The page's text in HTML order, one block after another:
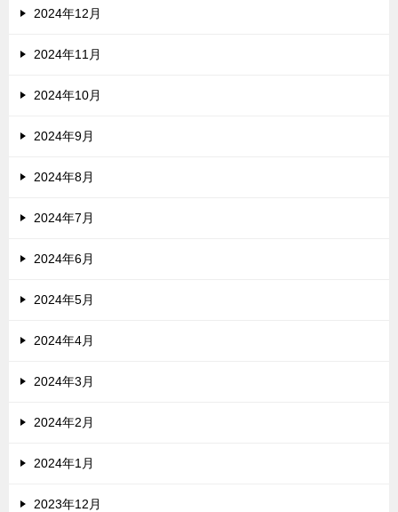
2024年12月
2024年11月
2024年10月
2024年9月
2024年8月
2024年7月
2024年6月
2024年5月
2024年4月
2024年3月
2024年2月
2024年1月
2023年12月